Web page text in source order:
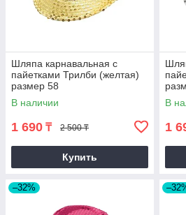
Шляпа карнавальная с
пайетками Трилби (желтая)
размер 58
В наличии
1 690 ₸ 2 500 ₸
Купить
В
1
–32%